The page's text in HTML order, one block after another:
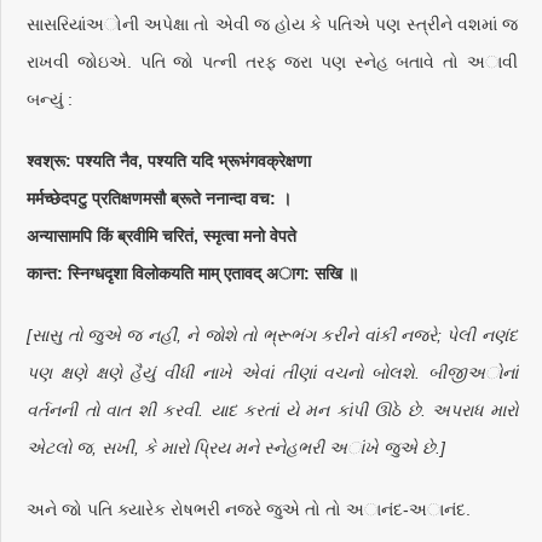
સાસરિયાંઅોની અપેક્ષા તો એવી જ હોય કે પતિએ પણ સ્ત્રીને વશમાં જ
રાખવી જોઇએ. પતિ જો પત્ની તરફ જરા પણ સ્નેહ બતાવે તો અાવી
બન્યું :
श्वश्रू: पश्यति नैव, पश्यति यदि भ्रूभंगवक्रेक्षणा
मर्मच्छेदपटु प्रतिक्षणमसौ ब्रूते ननान्दा वच: ।
अन्यासामपि किं ब्रवीमि चरितं, स्मृत्वा मनो वेपते
कान्त: स्निग्धदृशा विलोकयति माम् एतावद् अाग: सखि ॥
[સાસુ તો જુએ જ નહીં, ને જોશે તો ભ્રૂભંગ કરીને વાંકી નજરે; પેલી નણંદ
પણ ક્ષણે ક્ષણે હૈયું વીંધી નાખે એવાં તીણાં વચનો બોલશે. બીજીઅોનાં
વર્તનની તો વાત શી કરવી. યાદ કરતાં યે મન કાંપી ઊઠે છે. અપરાધ મારો
એટલો જ, સખી, કે મારો પ્રિય મને સ્નેહભરી અાંખે જુએ છે.]
અને જો પતિ ક્યારેક રોષભરી નજરે જુએ તો તો અાનંદ-અાનંદ.